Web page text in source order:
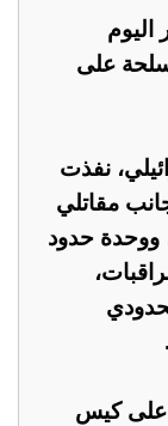
اليوم
على
نفذت
مقاتلي
ووحدة حدود
على كيس